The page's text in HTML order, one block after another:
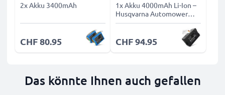
2x Akku 3400mAh
CHF 80.95
1x Akku 4000mAh Li-Ion –
Husqvarna Automower
430X, 450X, 550
CHF 94.95
Das könnte Ihnen auch gefallen